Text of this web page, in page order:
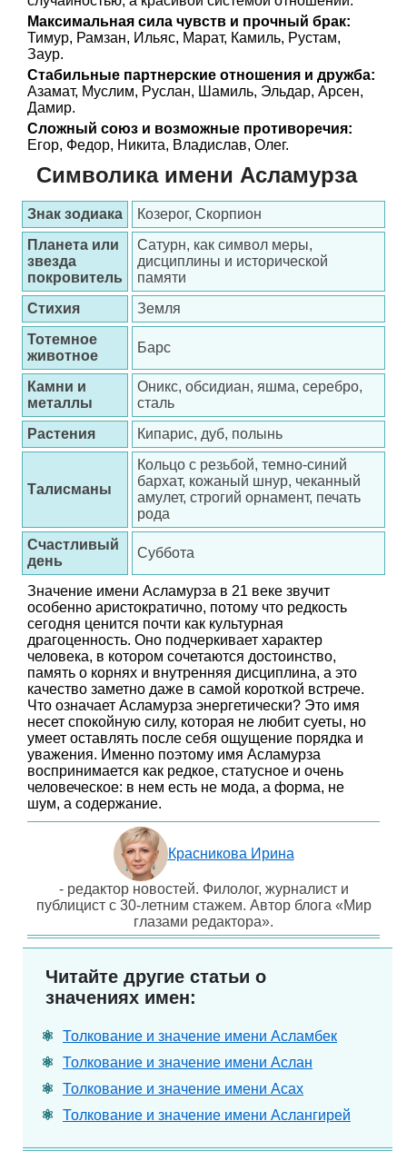
Максимальная сила чувств и прочный брак:
Тимур, Рамзан, Ильяс, Марат, Камиль, Рустам,
Заур.
Стабильные партнерские отношения и дружба:
Азамат, Муслим, Руслан, Шамиль, Эльдар, Арсен,
Дамир.
Сложный союз и возможные противоречия:
Егор, Федор, Никита, Владислав, Олег.
Символика имени Асламурза
Знак зодиака
Козерог, Скорпион
Планета или
звезда
покровитель
Сатурн, как символ меры,
дисциплины и исторической
памяти
Стихия
Земля
Тотемное
животное
Барс
Камни и
металлы
Оникс, обсидиан, яшма, серебро,
сталь
Растения
Кипарис, дуб, полынь
Талисманы
Кольцо с резьбой, темно-синий
бархат, кожаный шнур, чеканный
амулет, строгий орнамент, печать
рода
Счастливый
день
Суббота
Значение имени Асламурза в 21 веке звучит
особенно аристократично, потому что редкость
сегодня ценится почти как культурная
драгоценность. Оно подчеркивает характер
человека, в котором сочетаются достоинство,
память о корнях и внутренняя дисциплина, а это
качество заметно даже в самой короткой встрече.
Что означает Асламурза энергетически? Это имя
несет спокойную силу, которая не любит суеты, но
умеет оставлять после себя ощущение порядка и
уважения. Именно поэтому имя Асламурза
воспринимается как редкое, статусное и очень
человеческое: в нем есть не мода, а форма, не
шум, а содержание.
Красникова Ирина
- редактор новостей. Филолог, журналист и
публицист с 30-летним стажем. Автор блога «Мир
глазами редактора».
Читайте другие статьи о
значениях имен:
Толкование и значение имени Асламбек
Толкование и значение имени Аслан
Толкование и значение имени Асах
Толкование и значение имени Аслангирей